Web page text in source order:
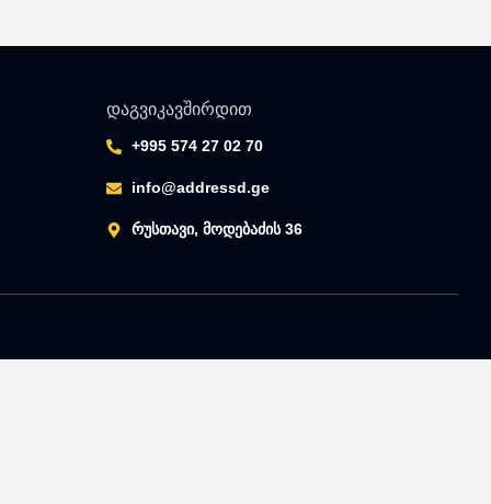
დაგვიკავშირდით
+995 574 27 02 70
info@addressd.ge
რუსთავი, მოდებაძის 36